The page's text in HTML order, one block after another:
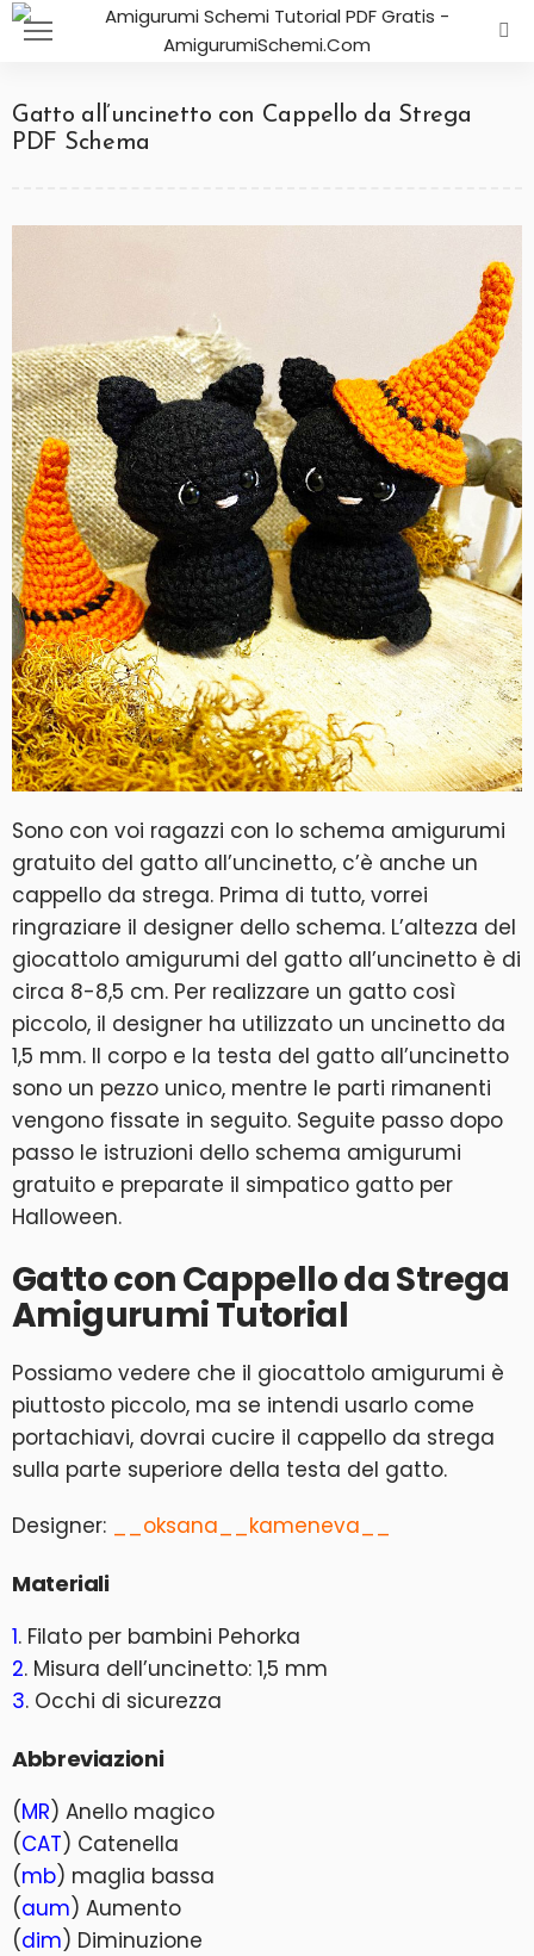
Gatto all’uncinetto con Cappello da Strega
PDF Schema
Sono con voi ragazzi con lo schema amigurumi
gratuito del gatto all’uncinetto, c’è anche un
cappello da strega. Prima di tutto, vorrei
ringraziare il designer dello schema. L’altezza del
giocattolo amigurumi del gatto all’uncinetto è di
circa 8-8,5 cm. Per realizzare un gatto così
piccolo, il designer ha utilizzato un uncinetto da
1,5 mm. Il corpo e la testa del gatto all’uncinetto
sono un pezzo unico, mentre le parti rimanenti
vengono fissate in seguito. Seguite passo dopo
passo le istruzioni dello schema amigurumi
gratuito e preparate il simpatico gatto per
Halloween.
Gatto con Cappello da Strega
Amigurumi Tutorial
Possiamo vedere che il giocattolo amigurumi è
piuttosto piccolo, ma se intendi usarlo come
portachiavi, dovrai cucire il cappello da strega
sulla parte superiore della testa del gatto.
Designer: __oksana__kameneva__
Materiali
1. Filato per bambini Pehorka
2. Misura dell’uncinetto: 1,5 mm
3. Occhi di sicurezza
Abbreviazioni
(MR) Anello magico
(CAT) Catenella
(mb) maglia bassa
(aum) Aumento
(dim) Diminuzione